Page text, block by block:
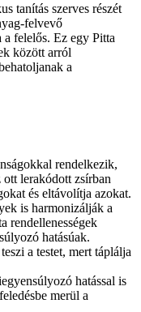
tanítás szerves részét
felvevő
a felelős. Ez egy Pitta
között arról
a
rendelkezik,
lerakódott zsírban
és eltávolítja azokat.
is harmonizálják a
rendellenességek
hatásúak.
a testet, mert táplálja
hatással is
merül a